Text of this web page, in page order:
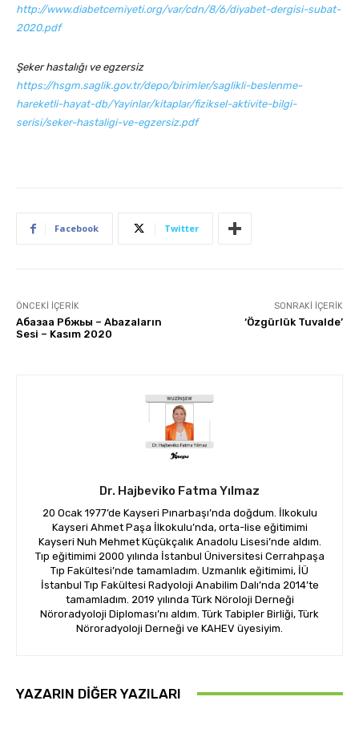
http://www.diabetcemiyeti.org/var/cdn/8/6/diyabet-dergisi-subat-
2020.pdf
Şeker hastalığı ve egzersiz
https://hsgm.saglik.gov.tr/depo/birimler/saglikli-beslenme-
hareketli-hayat-db/Yayinlar/kitaplar/fiziksel-aktivite-bilgi-
serisi/seker-hastaligi-ve-egzersiz.pdf
Facebook Twitter
ÖNCEKI İÇERIK
Абазаа Рбжьы – Abazaların
Sesi – Kasım 2020
SONRAKI İÇERIK
‘Özgürlük Tuvalde’
Dr. Hajbeviko Fatma Yılmaz
20 Ocak 1977’de Kayseri Pınarbaşı’nda doğdum. İlkokulu
Kayseri Ahmet Paşa İlkokulu’nda, orta-lise eğitimimi
Kayseri Nuh Mehmet Küçükçalık Anadolu Lisesi’nde aldım.
Tıp eğitimimi 2000 yılında İstanbul Üniversitesi Cerrahpaşa
Tıp Fakültesi’nde tamamladım. Uzmanlık eğitimimi, İÜ
İstanbul Tıp Fakültesi Radyoloji Anabilim Dalı’nda 2014’te
tamamladım. 2019 yılında Türk Nöroloji Derneği
Nöroradyoloji Diploması’nı aldım. Türk Tabipler Birliği, Türk
Nöroradyoloji Derneği ve KAHEV üyesiyim.
YAZARIN DIĞER YAZILARI